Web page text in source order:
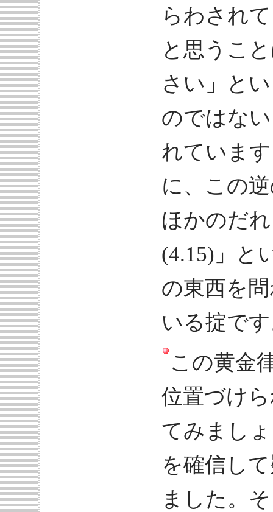
らわされ
と思うこ
さい」と
のではな
れていま
に、この
ほかのだ
(4.15)」と
の東西を
いる掟で
この黄金
位置づけ
てみまし
を確信し
ました。